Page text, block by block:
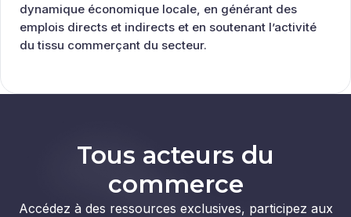
dynamique économique locale, en générant des
emplois directs et indirects et en soutenant l’activité
du tissu commerçant du secteur.
Tous acteurs du
commerce
Accédez à des ressources exclusives, participez aux